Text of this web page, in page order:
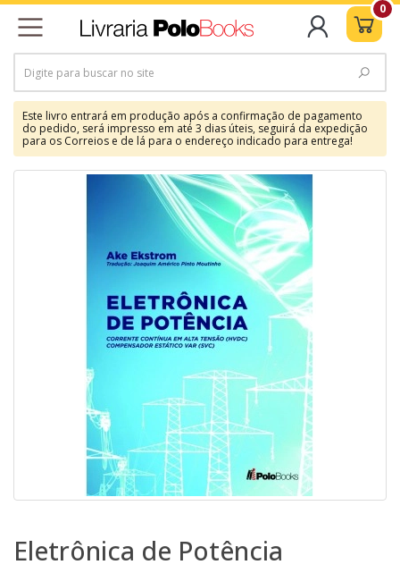
0
Este livro entrará em produção após a confirmação de pagamento
do pedido, será impresso em até 3 dias úteis, seguirá da expedição
para os Correios e de lá para o endereço indicado para entrega!
Eletrônica de Potência